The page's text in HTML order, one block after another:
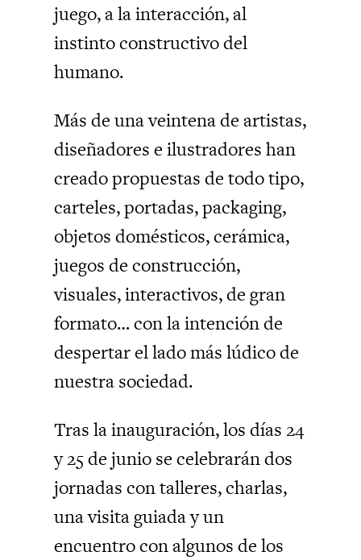
juego, a la interacción, al
instinto constructivo del
humano.
Más de una veintena de artistas,
diseñadores e ilustradores han
creado propuestas de todo tipo,
carteles, portadas, packaging,
objetos domésticos, cerámica,
juegos de construcción,
visuales, interactivos, de gran
formato… con la intención de
despertar el lado más lúdico de
nuestra sociedad.
Tras la inauguración, los días 24
y 25 de junio se celebrarán dos
jornadas con talleres, charlas,
una visita guiada y un
encuentro con algunos de los